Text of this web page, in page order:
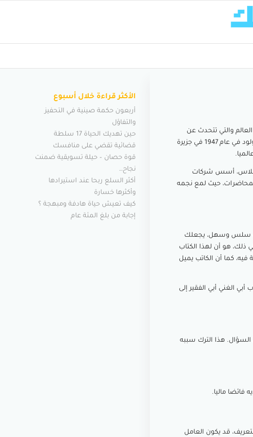
على مستوى العالم والتي تتحدث عن
، الأمريكي المنحدر من أصل ياباني، والمولود في عام 1947 في جزيرة
إفلاس، أسس شركات
المحاضرات، حيث لمع نجمه
سلس وسهل، يجعلك
ذلك، هو أن لهذا الكتاب
فيه، كما أن الكاتب يميل
أبي الغني أبي الفقير إلى
السؤال. هذا الترك سببه
فائضا ماليا.
قد يكون العامل
الأكثر قراءة خلال أسبوع
أربعون حكمة صينية في التحفيز
والتفاؤل
حين تهديك الحياة 17 سلطة
قضائية تقضي على منافسك
قوة حصان – حيلة تسويقية ضمنت
نجاح…
أكثر السلع ربحا عند استيرادها
وأكثرها خسارة
كيف تعيش حياة هادفة ومبهجة ؟
إجابة من بلغ المئة عام